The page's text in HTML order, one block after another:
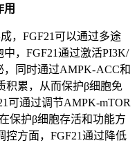
用
，FGF21可以通过多途
，FGF21通过激活PI3K/
同时通过AMPK- ACC和
积累，从而保护β细胞免
可通过调节AMPK-mTOR
保护β细胞存活和功能方
控方面，FGF21通过降低